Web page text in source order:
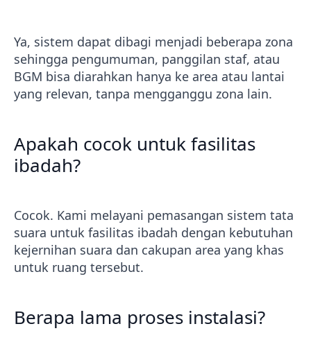
Ya, sistem dapat dibagi menjadi beberapa zona
sehingga pengumuman, panggilan staf, atau
BGM bisa diarahkan hanya ke area atau lantai
yang relevan, tanpa mengganggu zona lain.
Apakah cocok untuk fasilitas
ibadah?
Cocok. Kami melayani pemasangan sistem tata
suara untuk fasilitas ibadah dengan kebutuhan
kejernihan suara dan cakupan area yang khas
untuk ruang tersebut.
Berapa lama proses instalasi?